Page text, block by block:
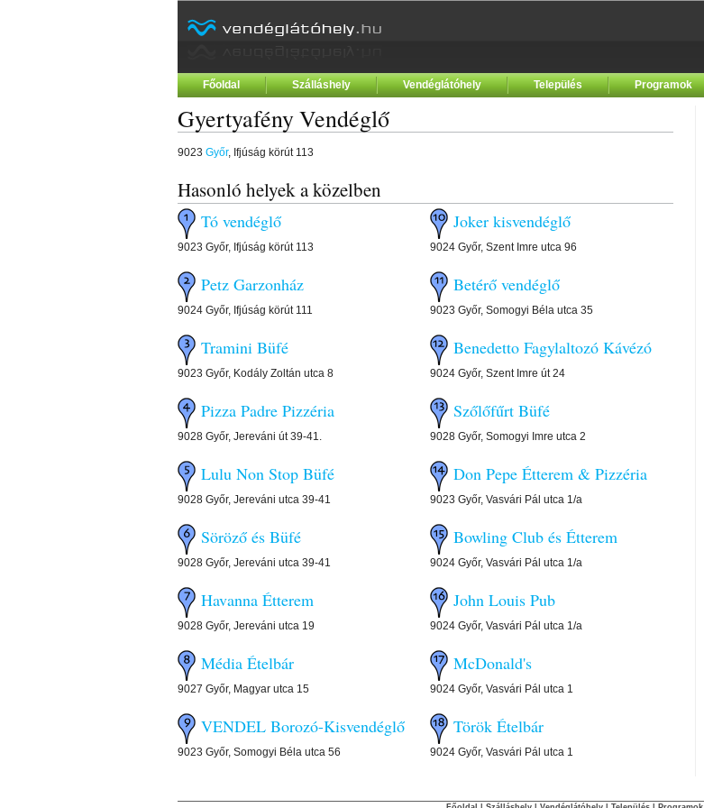
Főoldal Szálláshely Vendéglátóhely Település Programok
Gyertyafény Vendéglő
9023 Győr, Ifjúság körút 113
Hasonló helyek a közelben
Tó vendéglő
9023 Győr, Ifjúság körút 113
Petz Garzonház
9024 Győr, Ifjúság körút 111
Tramini Büfé
9023 Győr, Kodály Zoltán utca 8
Pizza Padre Pizzéria
9028 Győr, Jereváni út 39-41.
Lulu Non Stop Büfé
9028 Győr, Jereváni utca 39-41
Söröző és Büfé
9028 Győr, Jereváni utca 39-41
Havanna Étterem
9028 Győr, Jereváni utca 19
Média Ételbár
9027 Győr, Magyar utca 15
VENDEL Borozó-Kisvendéglő
9023 Győr, Somogyi Béla utca 56
Joker kisvendéglő
9024 Győr, Szent Imre utca 96
Betérő vendéglő
9023 Győr, Somogyi Béla utca 35
Benedetto Fagylaltozó Kávézó
9024 Győr, Szent Imre út 24
Szőlőfűrt Büfé
9028 Győr, Somogyi Imre utca 2
Don Pepe Étterem & Pizzéria
9023 Győr, Vasvári Pál utca 1/a
Bowling Club és Étterem
9024 Győr, Vasvári Pál utca 1/a
John Louis Pub
9024 Győr, Vasvári Pál utca 1/a
McDonald's
9024 Győr, Vasvári Pál utca 1
Török Ételbár
9024 Győr, Vasvári Pál utca 1